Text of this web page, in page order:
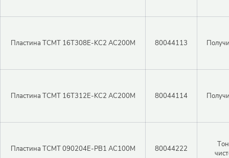
Пластина TCMT 16T308E-KC2 AC200M 80044113
Пластина TCMT 16T312E-KC2 AC200M 80044114
Пластина TCMT 090204E-PB1 AC100M 80044222